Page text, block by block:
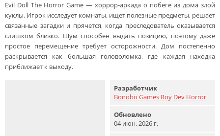
Evil Doll The Horror Game — хоррор-аркада о побеге из дома злой
куклы. Игрок исследует комнаты, ищет полезные предметы, решает
связанные загадки и прячется, когда преследователь оказывается
слишком близко. Шум способен выдать позицию, поэтому даже
простое перемещение требует осторожности. Дом постепенно
раскрывается как большая головоломка, где каждая находка
приближает к выходу.
Разработчик
Bonobo Games Roy Dev Horror
Обновлено
04 июн. 2026 г.